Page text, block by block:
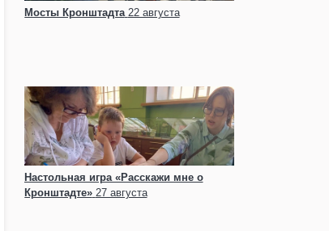
Мосты Кронштадта 22 августа
Настольная игра «Расскажи мне о
Кронштадте» 27 августа